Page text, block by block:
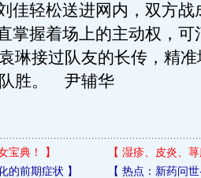
佳轻松送进网内，双方战
掌握着场上的主动权，可
琳接过队友的长传，精
胜。 尹辅华
宝典！ 】 【 湿疹、皮炎、
的前期症状 】 【 热点：新药问